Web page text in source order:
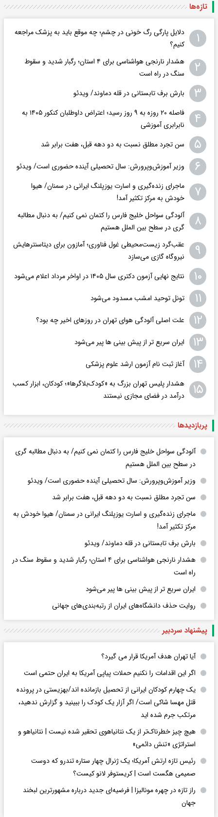
تازه‌ها
۱
دلایل پارگی رگ خونی در چشم؛ چه موقع باید به پزشک مراجعه
کنیم؟
۲
هشدار نارنجی هواشناسی برای ۴ استان؛ رگبار شدید و سقوط
سنگ در راه است
۳ بارش برف تابستانی در قله دماوند/ ویدئو
۴
فاصله ۲۰ روزه به ۹ روز رسید؛ اعتراض داوطلبان کنکور ۱۴۰۵ به
نابرابری آموزشی
۵ سن تجرد مطلق نسبت به دو دهه قبل، هفت برابر شد
۶ وزیر آموزش‌وپرورش: سال تحصیلی آینده حضوری است/ ویدئو
۷
ماجرای زنده‌گیری و اسارت یوزپلنگ ایرانی در سمنان/ هیوا
خودش به مرکز تکثیر آمد!
۸
آلودگی سواحل خلیج فارس را کتمان نمی کنیم/ به دنبال مطالبه
گری در سطح بین الملل هستیم
۹
عقب‌گرد زیست‌محیطی غول فناوری؛ آمازون برای دیتاسنترهایش
نیروگاه گازی می‌سازد
۱۰ نتایج نهایی آزمون دکتری سال ۱۴۰۵ در اواخر مرداد اعلام می‌شود
۱۱ تونل توحید امشب مسدود می‌شود
۱۲ علت اصلی آلودگی هوای تهران در روزهای اخیر چه بود؟
۱۳ ایران سریع تر از پیش بینی ها پیر می‌شود
۱۴ آغاز ثبت نام آزمون ارشد علوم پزشکی
۱۵
هشدار پلیس تهران بزرگ به «کودک‌بلاگرها»؛ کودکان، ابزار کسب
درآمد در فضای مجازی نیستند
پربازدید‌ها
آلودگی سواحل خلیج فارس را کتمان نمی کنیم/ به دنبال مطالبه گری
در سطح بین الملل هستیم
وزیر آموزش‌وپرورش: سال تحصیلی آینده حضوری است/ ویدئو
سن تجرد مطلق نسبت به دو دهه قبل، هفت برابر شد
ماجرای زنده‌گیری و اسارت یوزپلنگ ایرانی در سمنان/ هیوا خودش به
مرکز تکثیر آمد!
بارش برف تابستانی در قله دماوند/ ویدئو
هشدار نارنجی هواشناسی برای ۴ استان؛ رگبار شدید و سقوط سنگ در
راه است
ایران سریع تر از پیش بینی ها پیر می‌شود
روایت حذف دانشگاه‌های ایران از رتبه‌بندی‌های جهانی
پیشنهاد سردبیر
آیا تهران هدف آمریکا قرار می گیرد؟
اگر این اقدامات را نکنیم حملات پیاپی آمریکا به ایران حتمی است
یک چهارم کودکان ایرانی از تحصیل بازمانده اند/بهزیستی در پرونده
قتل مهسا شاکی است/ اگر آزار یک کودک را ببینید و گزارش ندهید،
مرتکب جرم شده اید
هیچ چیز خطرناک‌تر از یک نتانیاهوی تحقیر شده نیست | نتانیاهو و
استراتژی «تنش دائمی»
رئیس تازه ارتش آمریکا؛ یک ژنرال چهار ستاره تندرو که دوست
صمیمی هگست است | کریستوفر لانو کیست؟
راز تازه در چهره مونالیزا | فرضیه‌ای جدید درباره مشهورترین لبخند
جهان